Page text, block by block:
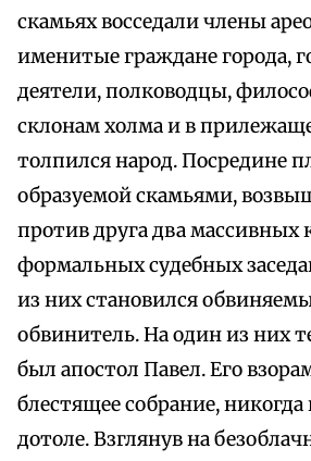
скамьях восседали члены
именитые граждане города,
деятели, полководцы,
склонам холма и в
толпился народ. Посредине
образуемой скамьями,
против друга два массивных
формальных судебных
из них становился
обвинитель. На один из них
был апостол Павел. Его
блестящее собрание,
дотоле. Взглянув на